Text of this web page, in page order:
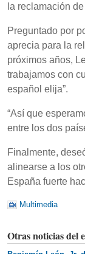
la reclamación
Preguntado por
aprecia para la
próximos años,
trabajamos con
español elija”.
“Así que
entre los dos
Finalmente,
alinearse a los
España fuerte
Multimedia
Otras noticias del